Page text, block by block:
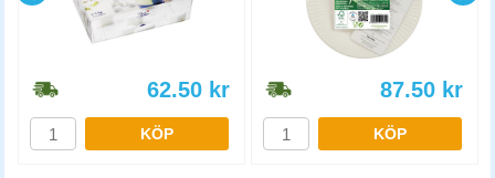
62.50 kr
KÖP
87.50 kr
KÖP